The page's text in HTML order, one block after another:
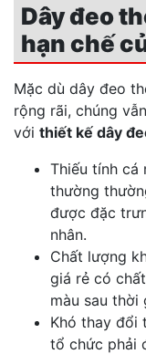
Dây đeo
hạn chế
Mặc dù dây đeo
rộng rãi, chúng
với thiết kế dây
Thiếu tính cá
thường
được đặc
nhân.
Chất lượng
giá rẻ có
màu sau thời
Khó thay đổi
tổ chức phải